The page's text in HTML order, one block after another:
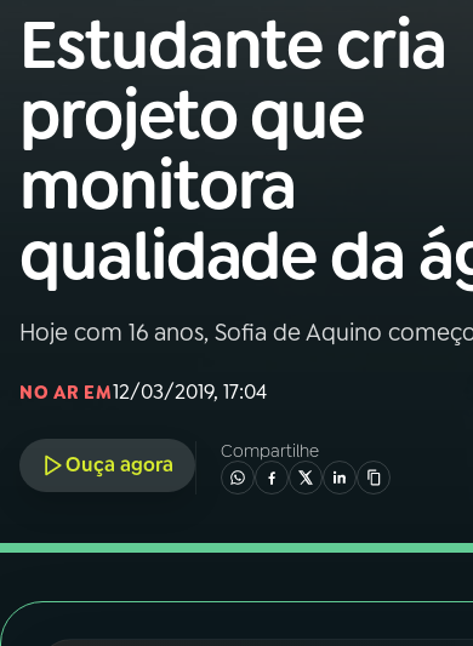
Buscar
na
Rádio
Nacional
01INÍCIO
02A RÁDIO
03PROGRAMAÇÃO
05PODCASTS
Estudante cria
projeto que
monitora
qualidade da
Hoje com 16 anos, Sofia de Aquino
NO AR EM12/03/2019, 17:04
Ouça agora
Compartilhe